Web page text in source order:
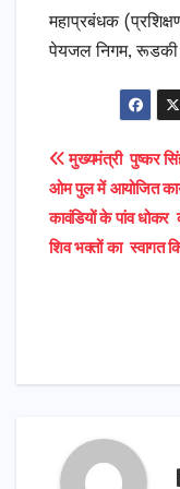
महाप्रबंधक
पेयजल निगम, रूडकी
Post
मुख्यमंत्री पुष्कर
ओम पुल में आयोजित
कावंडियों के पांव धोकर
शिव भक्तों का स्वागत